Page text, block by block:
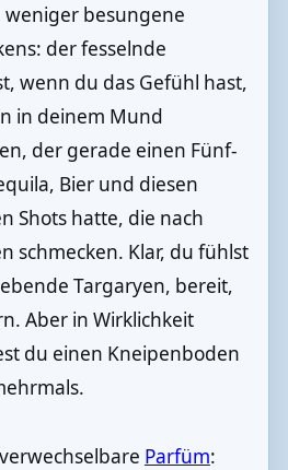
weniger besungene
der fesselnde
wenn du das Gefühl hast,
in deinem Mund
der gerade einen Fünf-
Bier und diesen
Shots hatte, die nach
schmecken. Klar, du fühlst
Targaryen, bereit,
Aber in Wirklichkeit
du einen Kneipenboden
Parfüm: